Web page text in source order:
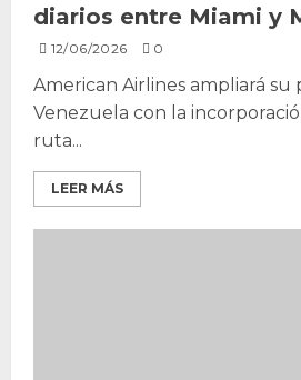
diarios entre Miami y
12/06/2026 0
American Airlines ampliará su
Venezuela con la
ruta...
LEER MÁS